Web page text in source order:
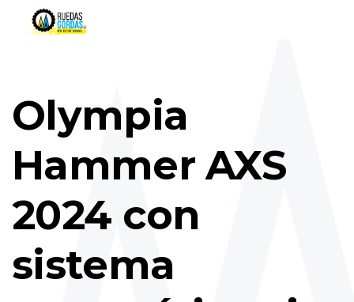
Olympia
Hammer AXS
2024 con
sistema